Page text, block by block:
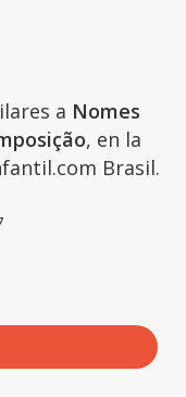
a Nomes
, en la
Brasil.